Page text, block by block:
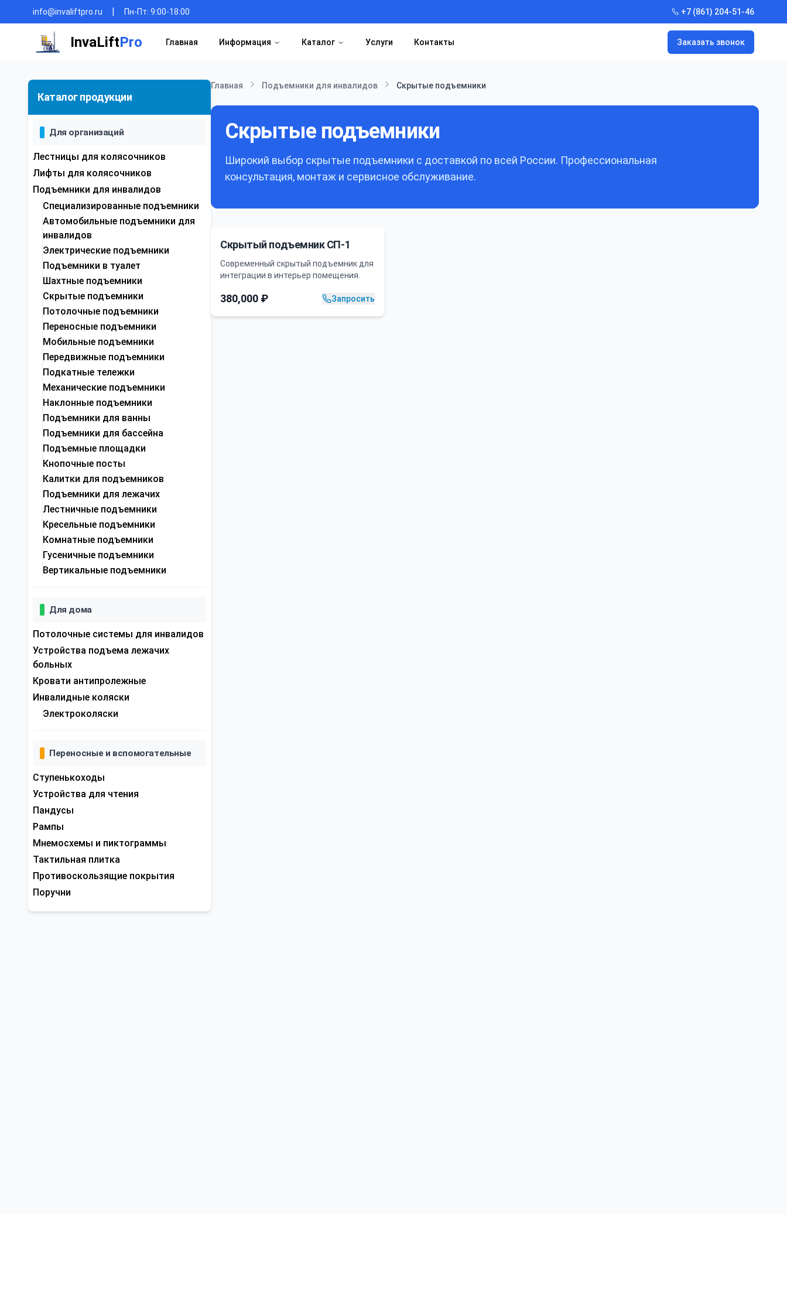
info@invaliftpro.ru | Пн-Пт: 9:00-18:00 +7 (861) 204-51-46
InvaLiftPro Главная Информация Каталог Услуги Контакты Заказать звонок
Каталог продукции
Для организаций
Лестницы для колясочников
Лифты для колясочников
Подъемники для инвалидов
Специализированные подъемники
Автомобильные подъемники для
инвалидов
Электрические подъемники
Подъемники в туалет
Шахтные подъемники
Скрытые подъемники
Потолочные подъемники
Переносные подъемники
Мобильные подъемники
Передвижные подъемники
Подкатные тележки
Механические подъемники
Наклонные подъемники
Подъемники для ванны
Подъемники для бассейна
Подъемные площадки
Кнопочные посты
Калитки для подъемников
Подъемники для лежачих
Лестничные подъемники
Кресельные подъемники
Комнатные подъемники
Гусеничные подъемники
Вертикальные подъемники
Для дома
Потолочные системы для инвалидов
Устройства подъема лежачих
больных
Кровати антипролежные
Инвалидные коляски
Электроколяски
Переносные и вспомогательные
Ступенькоходы
Устройства для чтения
Пандусы
Рампы
Мнемосхемы и пиктограммы
Тактильная плитка
Противоскользящие покрытия
Поручни
Главная Подъемники для инвалидов Скрытые подъемники
Скрытые подъемники
Широкий выбор скрытые подъемники с доставкой по всей России. Профессиональная
консультация, монтаж и сервисное обслуживание.
Скрытый подъемник СП-1
Современный скрытый подъемник для
интеграции в интерьер помещения.
380,000 ₽ Запросить